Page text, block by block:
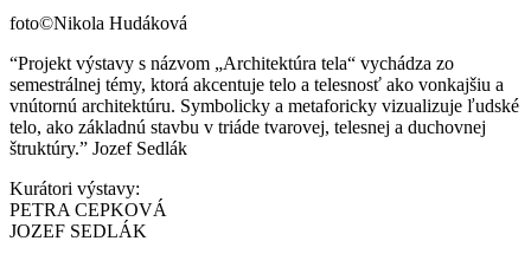
foto©Nikola Hudáková
“Projekt výstavy s názvom „Architektúra tela“ vychádza zo
semestrálnej témy, ktorá akcentuje telo a telesnosť ako vonkajšiu a
vnútornú architektúru. Symbolicky a metaforicky vizualizuje ľudské
telo, ako základnú stavbu v triáde tvarovej, telesnej a duchovnej
štruktúry.” Jozef Sedlák
Kurátori výstavy:
PETRA CEPKOVÁ
JOZEF SEDLÁK